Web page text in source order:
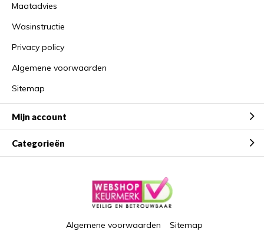
Maatadvies
Wasinstructie
Privacy policy
Algemene voorwaarden
Sitemap
Mijn account
Categorieën
Algemene voorwaarden Sitemap